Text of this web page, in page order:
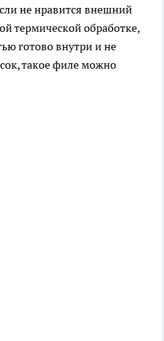
не нравится внешний
термической обработке,
готово внутри и не
такое филе можно